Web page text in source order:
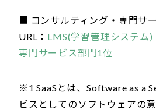
■ コンサルティング・専門サ
URL： LMS(学習管理システム)
専門サービス部門1位
※1 SaaSとは、Software as a
ビスとしてのソフトウェアの